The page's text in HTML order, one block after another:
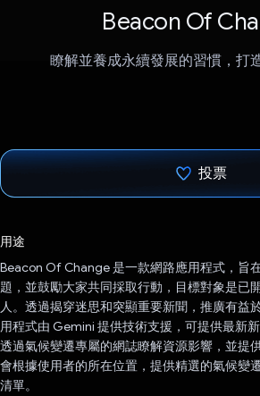
Beacon Of
瞭解並養成永續發展的習慣，打
投票
用途
Beacon Of Change 是一款網路應用程式，旨
題，並鼓勵大家共同採取行動，目標對象是已
人。透過揭穿迷思和突顯重要新聞，推廣有益
用程式由 Gemini 提供技術支援，可提供最新
透過氣候變遷專屬的網誌瞭解資源影響，並提
會根據使用者的所在位置，提供精選的氣候變
清單。